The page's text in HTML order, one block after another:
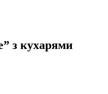
з кухарями